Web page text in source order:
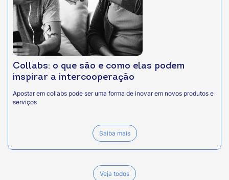
Collabs: o que são e como elas podem
inspirar a intercooperação
Apostar em collabs pode ser uma forma de inovar em novos produtos e
serviços
Saiba mais
Veja todos